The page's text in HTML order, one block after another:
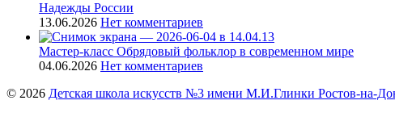
Надежды России
13.06.2026 Нет комментариев
Мастер-класс Обрядовый фольклор в современном мире
04.06.2026 Нет комментариев
© 2026 Детская школа искусств №3 имени М.И.Глинки Ростов-на-